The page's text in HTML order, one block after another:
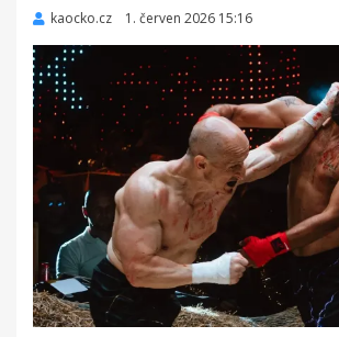
kaocko.cz
Zveřejněno
1. červen 2026 15:16